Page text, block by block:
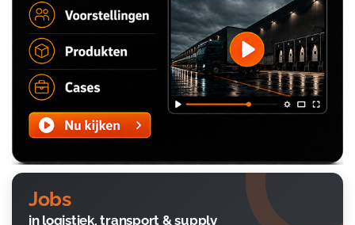
Jobs
in logistiek, transport & supply